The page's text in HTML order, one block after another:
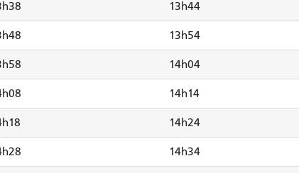
13h44
13h54
14h04
14h14
14h24
14h34